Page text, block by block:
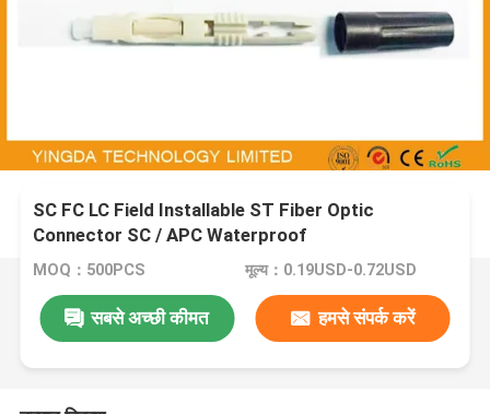
SC FC LC Field Installable ST Fiber Optic
Connector SC / APC Waterproof
MOQ：500PCS मूल्य：0.19USD-0.72USD
सबसे अच्छी कीमत हमसे संपर्क करें